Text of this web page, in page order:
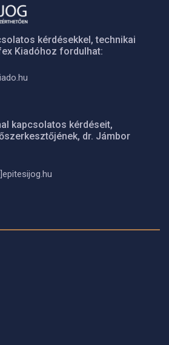
kérdésekkel, technikai
Kiadóhoz fordulhat:
kapcsolatos kérdéseit,
dr. Jámbor